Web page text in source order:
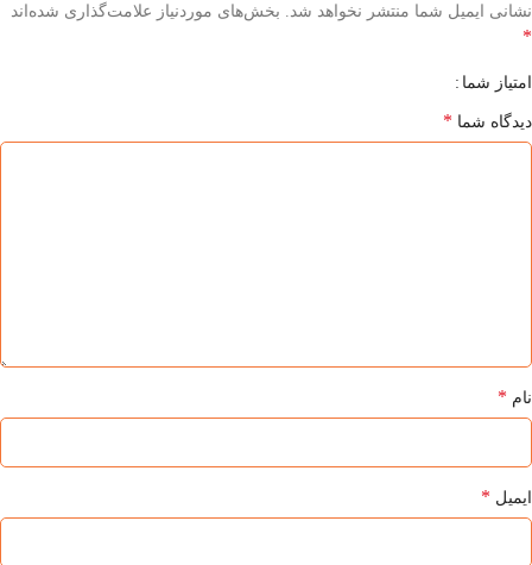
نشانی ایمیل شما منتشر نخواهد شد. بخش‌های موردنیاز علامت‌گذاری شده‌اند
*
امتیاز شما
دیدگاه شما *
نام *
ایمیل *